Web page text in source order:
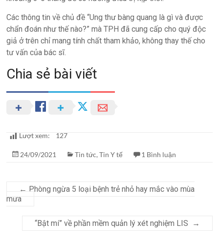
Các thông tin về chủ đề “Ung thư bàng quang là gì và được
chẩn đoán như thế nào?” mà TPH đã cung cấp cho quý độc
giả ở trên chỉ mang tính chất tham khảo, không thay thế cho
tư vấn của bác sĩ.
Chia sẻ bài viết
Lượt xem: 127
24/09/2021 Tin tức,Tin Y tế 1 Bình luận
← Phòng ngừa 5 loại bệnh trẻ nhỏ hay mắc vào mùa
mưa
“Bật mí” về phần mềm quản lý xét nghiệm LIS →